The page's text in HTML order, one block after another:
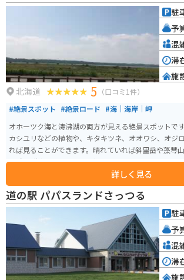
です。道の駅には、バイク専用の駐車場も完備されてい
清水町は、乳製品も有名なので、ソフトクリームやヨ
北海道 5 （口コミ1件）
#絶景スポット #絶景ロード #海｜海岸｜岬
オホーツク海と涛沸湖の両方が見える絶景スポットで
カシユリなどの植物や、キタキツネ、オオワシ、オジ
れば見ることができます。晴れていれば斜里岳や藻琴
す 春夏秋冬それぞれの顔があるスポットです。
詳しく見る
駐
予
混
滞
施
道の駅 パパスランドさっつる
駐
予
混
滞
施